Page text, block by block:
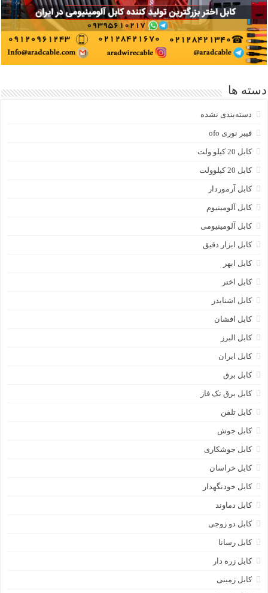
دسته ها
دسته‌بندی نشده
فیبر نوری ofo
کابل 20 کیلو ولت
کابل 20 کیلوولت
کابل آرموردار
کابل آلومینیوم
کابل آلومینیومی
کابل ابزار دقیق
کابل ابهر
کابل اختر
کابل اشنایدر
کابل افشان
کابل البرز
کابل ایران
کابل برق
کابل برق تک فاز
کابل تلفن
کابل جوش
کابل جوشکاری
کابل خراسان
کابل خودنگهدار
کابل دماوند
کابل دو زوجی
کابل رسانا
کابل زره دار
کابل زمینی